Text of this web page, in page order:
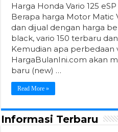
Harga Honda Vario 125
Berapa harga Motor Matic
dan dijual dengan harga
black, vario 150 terbaru
Kemudian apa perbedaan
HargaBulanIni.com akan
baru (new) …
Read More »
Informasi Terbaru